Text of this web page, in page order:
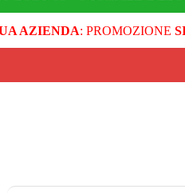
AZIENDA: PROMOZIONE